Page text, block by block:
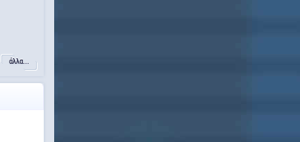
άλλα...